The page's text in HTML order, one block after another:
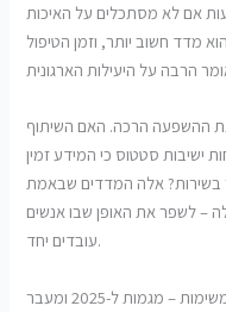
אם לא מסתכלים על האיכות
מדד חשוב יותר, וזמן הטיפול
ההשפעה הרכה. האם השיתוף
ישיבות סטטוס כי המידע זמין
בשירות? אלה המדדים שבאמת
לשפר את האופן שבו אנשים
עובדים יחד.
– מגמות ל-2025 ומעבר